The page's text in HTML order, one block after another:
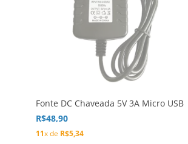
Fonte DC Chaveada 5V 3A Micro USB
R$48,90
11x de R$5,34